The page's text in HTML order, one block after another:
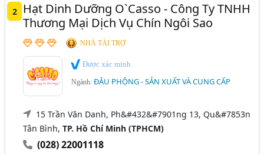
2
Hạt Dinh Dưỡng O`Casso - Công Ty TNHH
Thương Mại Dịch Vụ Chín Ngôi Sao
NHÀ TÀI TRỢ
Được xác minh
Ngành:ĐẬU PHỘNG - SẢN XUẤT VÀ CUNG CẤP
15 Trần Văn Danh, Ph&#432&#7901ng 13, Qu&#7853n
Tân Bình,TP. Hồ Chí Minh (TPHCM)
(028) 22001118